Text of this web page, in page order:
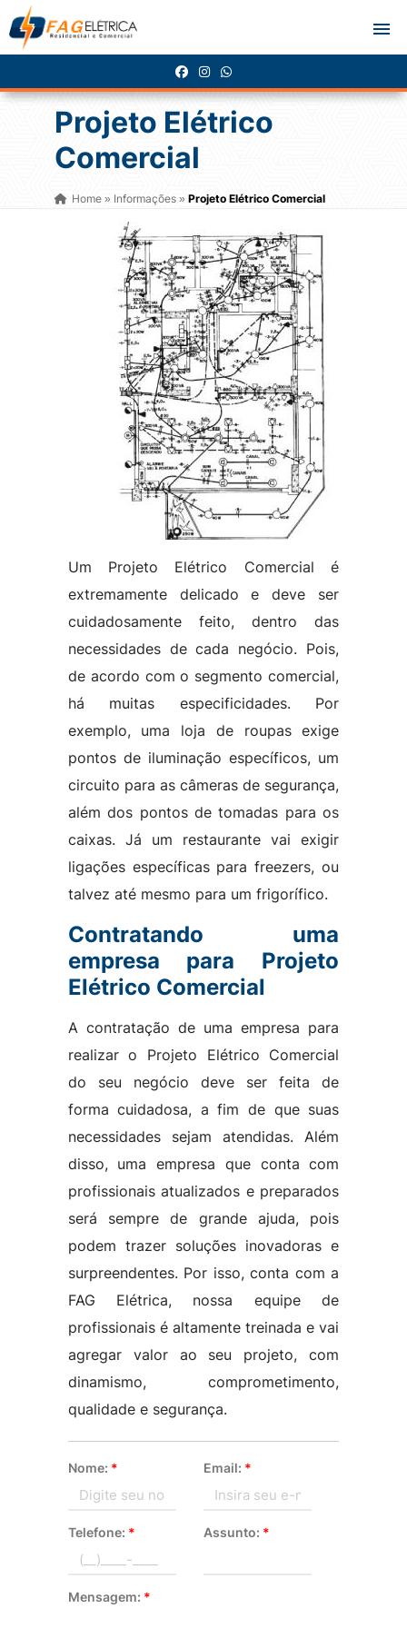
Projeto Elétrico
Comercial
Home» Informações » Projeto Elétrico Comercial
Um Projeto Elétrico Comercial é
extremamente delicado e deve ser
cuidadosamente feito, dentro das
necessidades de cada negócio. Pois,
de acordo com o segmento comercial,
há muitas especificidades. Por
exemplo, uma loja de roupas exige
pontos de iluminação específicos, um
circuito para as câmeras de segurança,
além dos pontos de tomadas para os
caixas. Já um restaurante vai exigir
ligações específicas para freezers, ou
talvez até mesmo para um frigorífico.
Contratando uma
empresa para Projeto
Elétrico Comercial
A contratação de uma empresa para
realizar o Projeto Elétrico Comercial
do seu negócio deve ser feita de
forma cuidadosa, a fim de que suas
necessidades sejam atendidas. Além
disso, uma empresa que conta com
profissionais atualizados e preparados
será sempre de grande ajuda, pois
podem trazer soluções inovadoras e
surpreendentes. Por isso, conta com a
FAG Elétrica, nossa equipe de
profissionais é altamente treinada e vai
agregar valor ao seu projeto, com
dinamismo, comprometimento,
qualidade e segurança.
Nome: * Email: *
Telefone: * Assunto: *
Mensagem: *